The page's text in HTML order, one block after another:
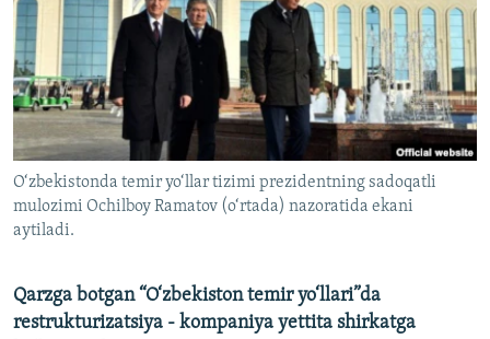
O‘zbekistonda temir yo‘llar tizimi prezidentning sadoqatli
mulozimi Ochilboy Ramatov (o‘rtada) nazoratida ekani
aytiladi.
Qarzga botgan “O‘zbekiston temir yo‘llari”da
restrukturizatsiya - kompaniya yettita shirkatga